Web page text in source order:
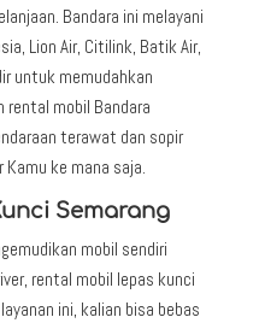
Bandara ini melayani
Lion Air, Citilink, Batik Air,
untuk memudahkan
rental mobil Bandara
terawat dan sopir
ke mana saja.
Semarang
mobil sendiri
rental mobil lepas kunci
ini, kalian bisa bebas